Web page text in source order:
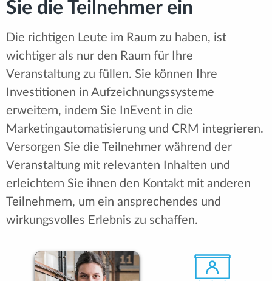
Sie die Teilnehmer ein
Die richtigen Leute im Raum zu haben, ist
wichtiger als nur den Raum für Ihre
Veranstaltung zu füllen. Sie können Ihre
Investitionen in Aufzeichnungssysteme
erweitern, indem Sie InEvent in die
Marketingautomatisierung und CRM integrieren.
Versorgen Sie die Teilnehmer während der
Veranstaltung mit relevanten Inhalten und
erleichtern Sie ihnen den Kontakt mit anderen
Teilnehmern, um ein ansprechendes und
wirkungsvolles Erlebnis zu schaffen.